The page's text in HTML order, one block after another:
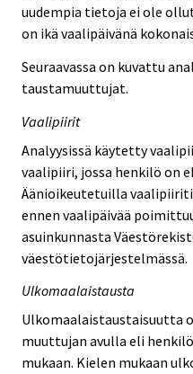
uudempia tietoja ei ole
on ikä vaalipäivänä
Seuraavassa on kuvattu
taustamuuttujat.
Vaalipiirit
Analyysissä käytetty
vaalipiiri, jossa henkilö on
Äänioikeutetuilla
ennen vaalipäivää
asuinkunnasta
väestötietojärjestelmässä.
Ulkomaalaistausta
Ulkomaalaistaustaisuutta
muuttujan avulla eli
mukaan. Kielen mukaan